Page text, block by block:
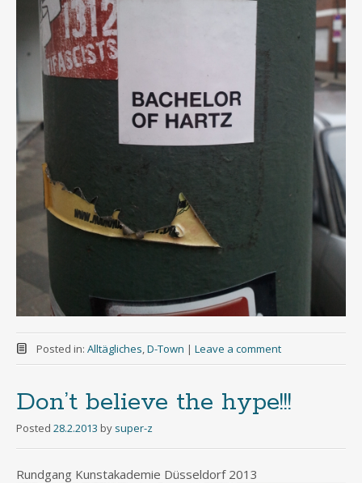
Posted in: Alltägliches,D-Town | Leave a comment
Don’t believe the hype!!!
Posted 28.2.2013 by super-z
Rundgang Kunstakademie Düsseldorf 2013